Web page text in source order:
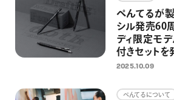
ぺんてるが
シル発売60
ディ限定モ
付きセット
て、学生から
2025.10.09
ぺんてるについて